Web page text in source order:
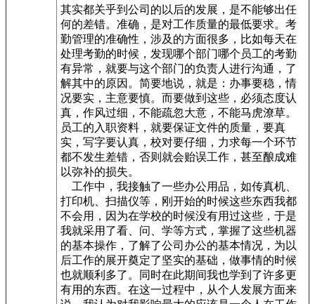
其实都关乎到公司的以后的发展，是不能够出任
何的差错。准确，是对工作质量的最低要求。考
勤管理的准确性，涉及的方面很多，比如每天在
处理考勤的时候，发现哪个部门哪个员工的考勤
有异常，就要与这个部门的负责人进行沟通，了
解其中的原因。简要地说，就是：办事要稳，情
况要实，主意要慎。而要做到这些，必须态度认
真，作风过细，不能疏忽大意，不能马虎潦草。
员工的入职资料，就要保证文件的质量，要真
实，写字要认真，校对要仔细，力求每一个环节
都不发生差错，否则就会贻误工作，甚至酿成难
以弥补的损失。
工作中，我接触了一些办公用品，如传真机、
打印机、扫描仪等，刚开始的时候这些东西我都
不会用，因为在学校的时候没有用过这些，于是
我就采用了看、问、学等方式，掌握了这些机器
的基本操作，了解了公司办公的基本情况，为以
后工作的展开奠定了坚实的基础，做事情的时候
也就顺利多了。同时在此期间我也学到了许多更
有用的东西。在这一过程中，从个人发展方面来